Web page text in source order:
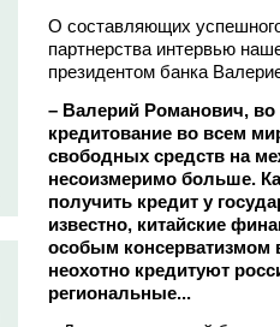
О составляющих
партнерства интервью
президентом банка
– Валерий Романович, во
кредитование во всем
свободных средств на
несоизмеримо больше.
получить кредит у
известно, китайские
особым консерватизмом
неохотно кредитуют
региональные...